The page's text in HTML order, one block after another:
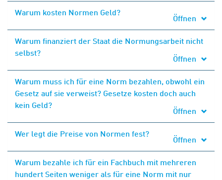
Warum kosten Normen Geld?
Öffnen
Warum finanziert der Staat die Normungsarbeit nicht
selbst?
Öffnen
Warum muss ich für eine Norm bezahlen, obwohl ein
Gesetz auf sie verweist? Gesetze kosten doch auch
kein Geld?
Öffnen
Wer legt die Preise von Normen fest?
Öffnen
Warum bezahle ich für ein Fachbuch mit mehreren
hundert Seiten weniger als für eine Norm mit nur